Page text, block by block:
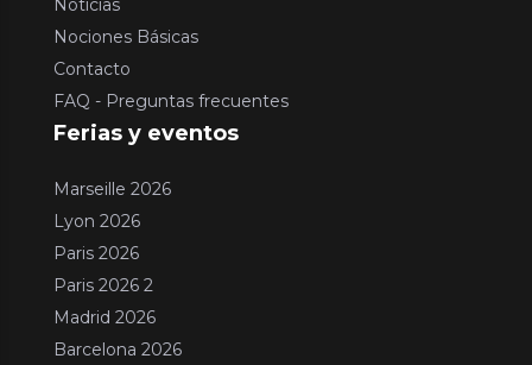
Nociones Básicas
Contacto
FAQ - Preguntas frecuentes
Ferias y eventos
Marseille 2026
Lyon 2026
Paris 2026
Paris 2026 2
Madrid 2026
Barcelona 2026